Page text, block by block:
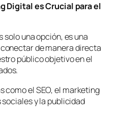
Digital es Crucial para el
solo una opción, es una
de manera directa
público objetivo en el
como el SEO, el marketing
y la publicidad